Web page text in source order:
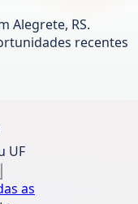
Alegrete, RS.
recentes
UF
as